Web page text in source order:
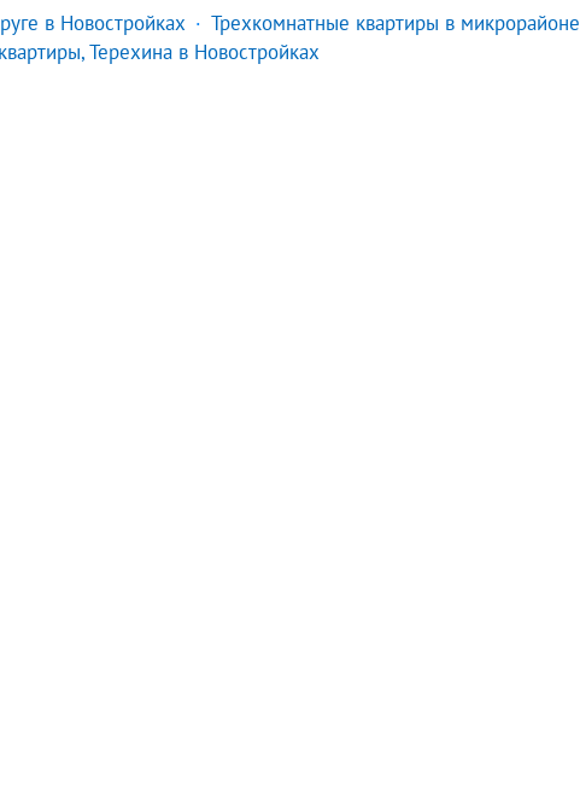
в Новостройках
Трехкомнатные квартиры в микрорайоне
Терехина в Новостройках